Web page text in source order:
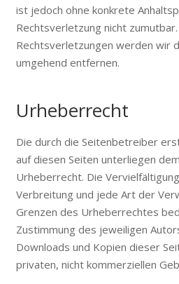
ist jedoch ohne konkrete
Rechtsverletzung nicht
Rechtsverletzungen werden wir
umgehend entfernen.
Urheberrecht
Die durch die Seitenbetreiber
auf diesen Seiten unterliegen
Urheberrecht. Die
Verbreitung und jede Art der
Grenzen des Urheberrechtes
Zustimmung des jeweiligen
Downloads und Kopien dieser
privaten, nicht kommerziellen